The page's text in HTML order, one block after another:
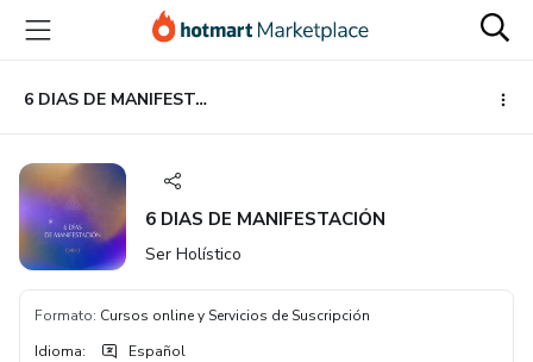
principal
página
de
página
6 DIAS DE MANIFESTACIÓN
6 DIAS DE MANIFESTACIÓN
Ser Holístico
Formato: Cursos online y Servicios de Suscripción
Idioma: Español